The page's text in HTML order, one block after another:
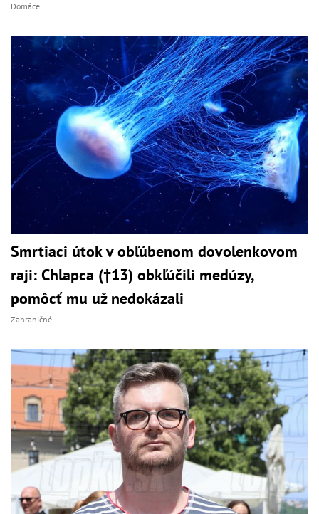
Domáce
Smrtiaci útok v obľúbenom dovolenkovom
raji: Chlapca (†13) obkľúčili medúzy,
pomôcť mu už nedokázali
Zahraničné